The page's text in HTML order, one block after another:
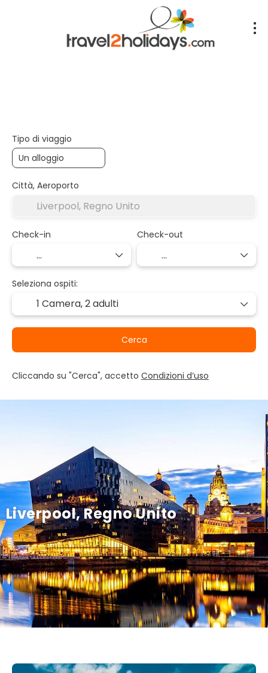
Liverpool, Regno Unito
Tipo di viaggio
Città, Aeroporto
Check-in Check-out
Seleziona ospiti:
1 Camera,2 adulti
Cerca
Cliccando su "Cerca", accetto Condizioni d’uso